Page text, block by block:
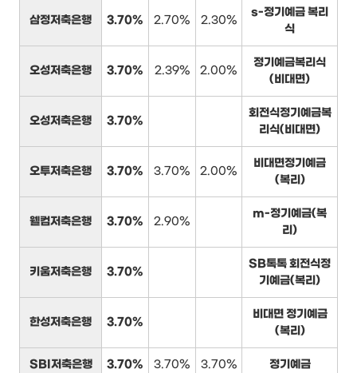
삼정저축은행 3.70% 2.70% 2.30%
s-정기예금 복리
식
오성저축은행 3.70% 2.39% 2.00%
정기예금복리식
(비대면)
오성저축은행 3.70%
회전식정기예금복
리식(비대면)
오투저축은행 3.70% 3.70% 2.00%
비대면정기예금
(복리)
웰컴저축은행 3.70% 2.90%
m-정기예금(복
리)
키움저축은행 3.70%
SB톡톡 회전식정
기예금(복리)
한성저축은행 3.70%
비대면 정기예금
(복리)
SBI저축은행 3.70% 3.70% 3.70% 정기예금